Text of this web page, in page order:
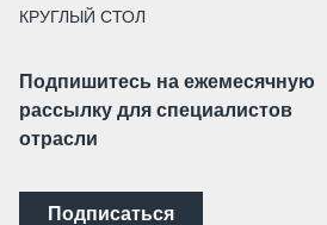
КРУГЛЫЙ СТОЛ
Подпишитесь на ежемесячную
рассылку для специалистов
отрасли
Подписаться